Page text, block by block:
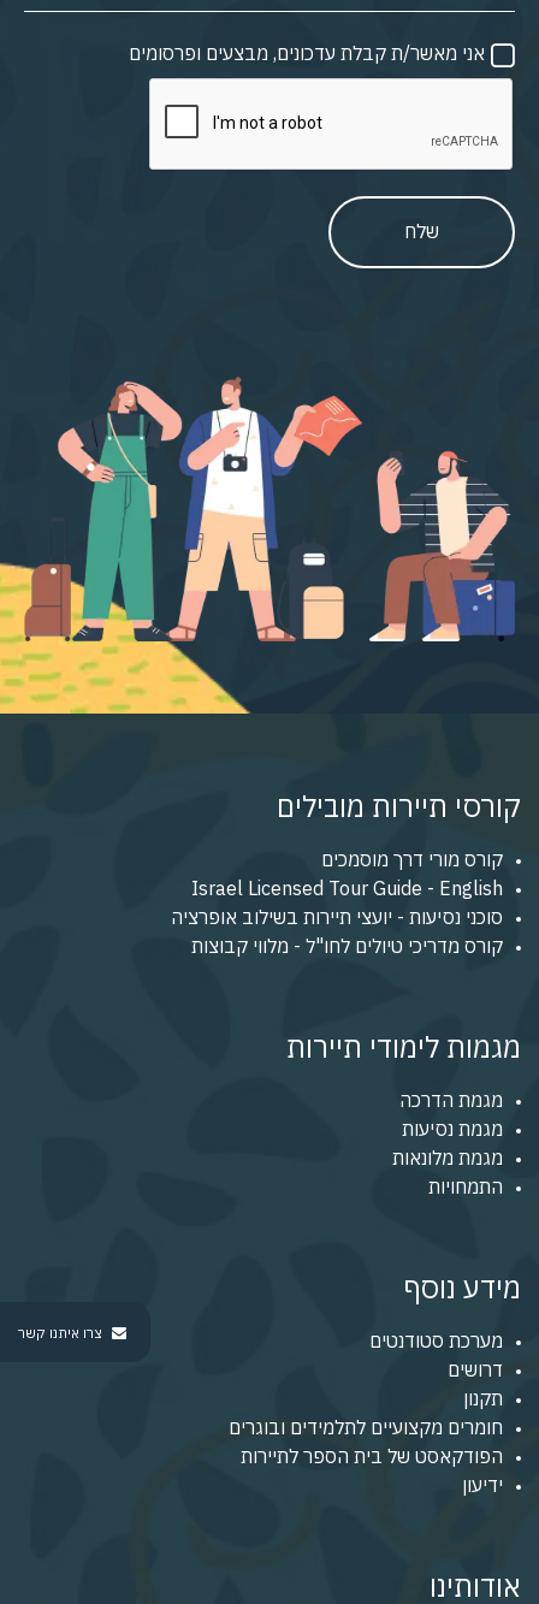
צרו איתנו קשר
אני מאשר/ת קבלת עדכונים, מבצעים ופרסומים
שלח
קורסי תיירות מובילים
קורס מורי דרך מוסמכים
Israel Licensed Tour Guide - English
סוכני נסיעות - יועצי תיירות בשילוב אופרציה
קורס מדריכי טיולים לחו"ל - מלווי קבוצות
מגמות לימודי תיירות
מגמת הדרכה
מגמת נסיעות
מגמת מלונאות
התמחויות
מידע נוסף
מערכת סטודנטים
דרושים
תקנון
חומרים מקצועיים לתלמידים ובוגרים
הפודקאסט של בית הספר לתיירות
ידיעון
אודותינו